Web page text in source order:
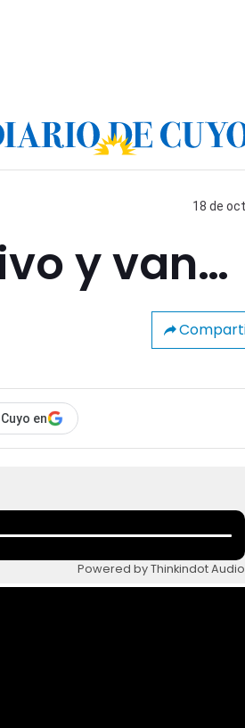
18 de
y van…
en
Powered by Thinkindot Audio